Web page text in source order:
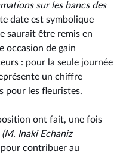
sur les bancs des
date est symbolique
saurait être remis en
occasion de gain
: pour la seule journée
un chiffre
pour les fleuristes.
ont fait, une fois
(M. Inaki Echaniz
contribuer au